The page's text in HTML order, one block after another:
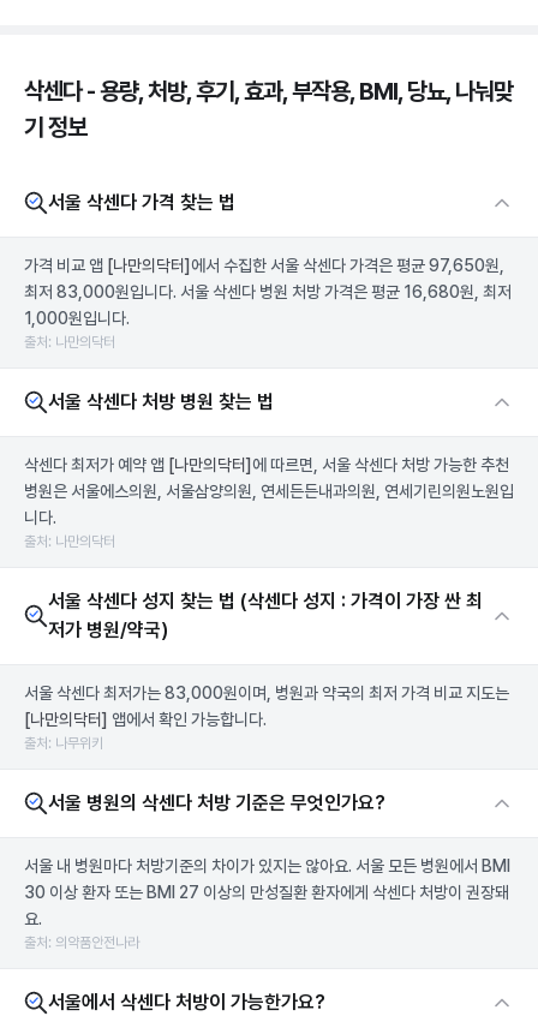
삭센다 - 용량, 처방, 후기, 효과, 부작용, BMI, 당뇨, 나눠맞
기 정보
서울 삭센다 가격 찾는 법
가격 비교 앱 [나만의닥터] 에서 수집한 서울 삭센다 가격은 평균 97,650원,
최저 83,000원입니다. 서울 삭센다 병원 처방 가격은 평균 16,680원, 최저
1,000원입니다.
출처: 나만의닥터
서울 삭센다 처방 병원 찾는 법
삭센다 최저가 예약 앱 [나만의닥터] 에 따르면, 서울 삭센다 처방 가능한 추천
병원은 서울에스의원, 서울삼양의원, 연세든든내과의원, 연세기린의원노원입
니다.
출처: 나만의닥터
서울 삭센다 성지 찾는 법 (삭센다 성지 : 가격이 가장 싼 최
저가 병원/약국)
서울 삭센다 최저가는 83,000원이며, 병원과 약국의 최저 가격 비교 지도는
[나만의닥터] 앱에서 확인 가능합니다.
출처: 나무위키
서울 병원의 삭센다 처방 기준은 무엇인가요?
서울 내 병원마다 처방기준의 차이가 있지는 않아요. 서울 모든 병원에서 BMI
30 이상 환자 또는 BMI 27 이상의 만성질환 환자에게 삭센다 처방이 권장돼
요.
출처: 의약품안전나라
서울에서 삭센다 처방이 가능한가요?